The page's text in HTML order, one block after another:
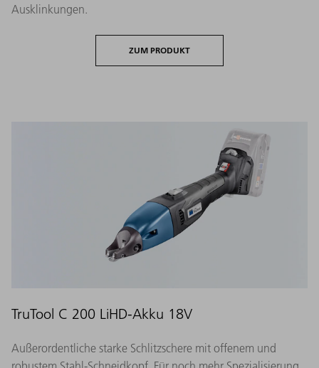
Ausklinkungen.
ZUM PRODUKT
TruTool C 200 LiHD-Akku 18V
Außerordentliche starke Schlitzschere mit offenem und